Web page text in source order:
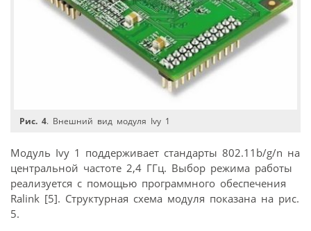
Рис. 4. Внешний вид модуля Ivy 1
Модуль Ivy 1 поддерживает стандарты 802.11b/g/n на
центральной частоте 2,4 ГГц. Выбор режима работы
реализуется с помощью программного обеспечения
Ralink [5]. Структурная схема модуля показана на рис.
5.